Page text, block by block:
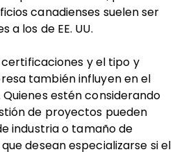
canadienses suelen ser
a los de EE. UU.
certificaciones y el tipo y
también influyen en el
Quienes estén considerando
de proyectos pueden
industria o tamaño de
desean especializarse si el